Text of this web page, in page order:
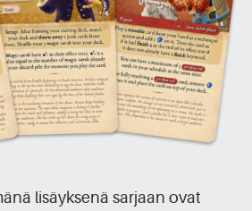
lisäyksenä sarjaan ovat